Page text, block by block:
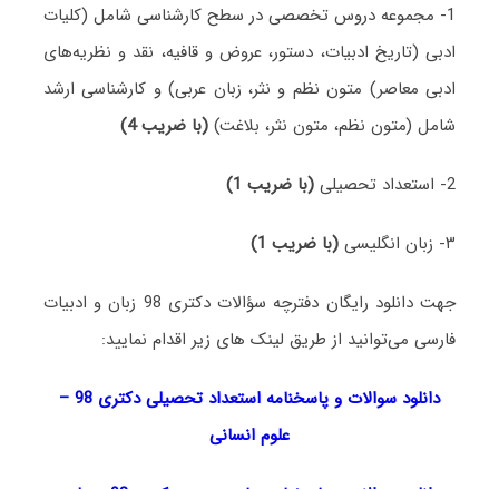
1- مجموعه دروس تخصصی در سطح کارشناسی شامل (کلیات
ادبی (تاریخ ادبیات، دستور، عروض و قافیه، نقد و نظریه‌های
ادبی معاصر) متون نظم و نثر، زبان عربی) و کارشناسی ارشد
شامل (متون نظم، متون نثر، بلاغت) (با ضریب 4)
2- استعداد تحصیلی (با ضریب 1)
۳- زبان انگلیسی (با ضریب 1)
جهت دانلود رایگان دفترچه سؤالات دکتری 98 زبان و ادبیات
فارسی می‌توانید از طریق لینک های زیر اقدام نمایید:
دانلود سوالات و پاسخنامه استعداد تحصیلی دکتری 98
–
علوم انسانی